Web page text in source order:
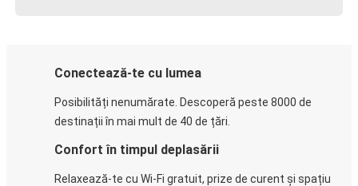
Conectează-te cu lumea
Posibilități nenumărate. Descoperă peste 8000 de
destinații în mai mult de 40 de țări.
Confort în timpul deplasării
Relaxează-te cu Wi-Fi gratuit, prize de curent și spațiu